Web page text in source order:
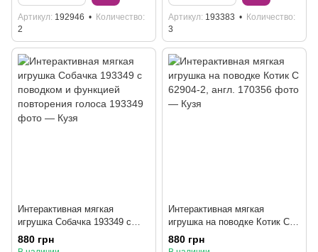
Артикул 192946
Количество
2
Артикул 193383
Количество
3
Интерактивная мягкая
игрушка Собачка 193349 с
поводком и функцией
повторения голоса
880 грн
Интерактивная мягкая
игрушка на поводке Котик C
62904-2, англ.
880 грн